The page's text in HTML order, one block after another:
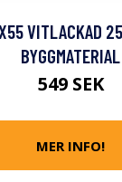
VITLACKAD
BYGGMATERIAL
549 SEK
MER INFO!